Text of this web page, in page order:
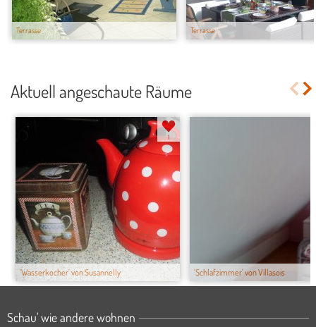
Terrasse Terrasse
Aktuell angeschaute Räume
'Wasserkocher' von Susannelly
1
'Schlafzimmer' von Villasois
Schau' wie andere wohnen